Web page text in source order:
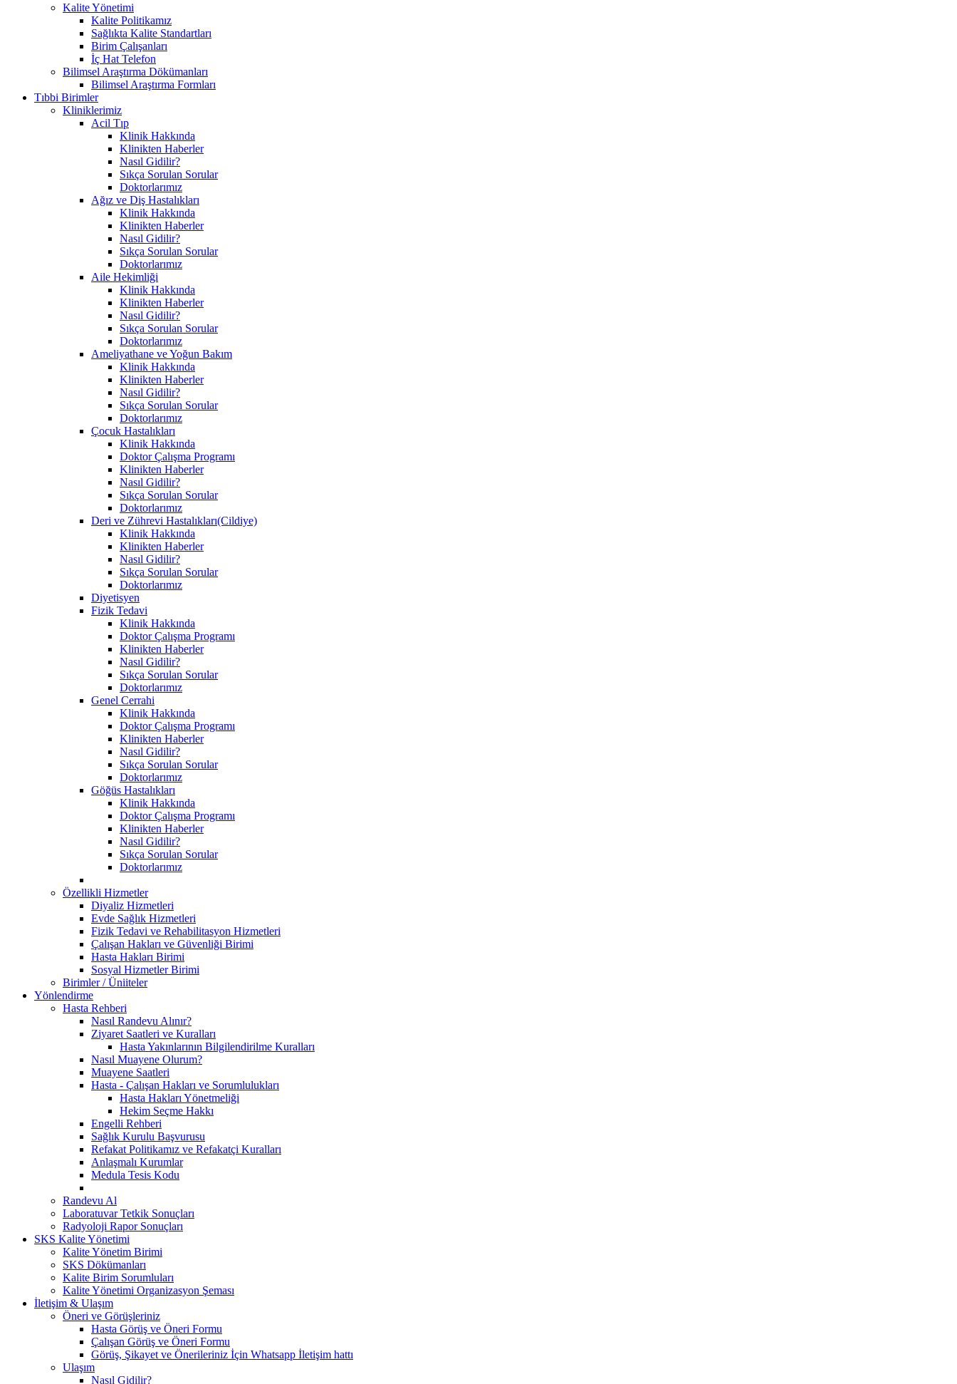
Kalite Yönetimi
Kalite Politikamız
Sağlıkta Kalite Standartları
Birim Çalışanları
İç Hat Telefon
Bilimsel Araştırma Dökümanları
Bilimsel Araştırma Formları
Tıbbi Birimler
Kliniklerimiz
Acil Tıp
Klinik Hakkında
Klinikten Haberler
Nasıl Gidilir?
Sıkça Sorulan Sorular
Doktorlarımız
Ağız ve Diş Hastalıkları
Klinik Hakkında
Klinikten Haberler
Nasıl Gidilir?
Sıkça Sorulan Sorular
Doktorlarımız
Aile Hekimliği
Klinik Hakkında
Klinikten Haberler
Nasıl Gidilir?
Sıkça Sorulan Sorular
Doktorlarımız
Ameliyathane ve Yoğun Bakım
Klinik Hakkında
Klinikten Haberler
Nasıl Gidilir?
Sıkça Sorulan Sorular
Doktorlarımız
Çocuk Hastalıkları
Klinik Hakkında
Doktor Çalışma Programı
Klinikten Haberler
Nasıl Gidilir?
Sıkça Sorulan Sorular
Doktorlarımız
Deri ve Zührevi Hastalıkları(Cildiye)
Klinik Hakkında
Klinikten Haberler
Nasıl Gidilir?
Sıkça Sorulan Sorular
Doktorlarımız
Diyetisyen
Fizik Tedavi
Klinik Hakkında
Doktor Çalışma Programı
Klinikten Haberler
Nasıl Gidilir?
Sıkça Sorulan Sorular
Doktorlarımız
Genel Cerrahi
Klinik Hakkında
Doktor Çalışma Programı
Klinikten Haberler
Nasıl Gidilir?
Sıkça Sorulan Sorular
Doktorlarımız
Göğüs Hastalıkları
Klinik Hakkında
Doktor Çalışma Programı
Klinikten Haberler
Nasıl Gidilir?
Sıkça Sorulan Sorular
Doktorlarımız
Özellikli Hizmetler
Diyaliz Hizmetleri
Evde Sağlık Hizmetleri
Fizik Tedavi ve Rehabilitasyon Hizmetleri
Çalışan Hakları ve Güvenliği Birimi
Hasta Hakları Birimi
Sosyal Hizmetler Birimi
Birimler / Üniiteler
Yönlendirme
Hasta Rehberi
Nasıl Randevu Alınır?
Ziyaret Saatleri ve Kuralları
Hasta Yakınlarının Bilgilendirilme Kuralları
Nasıl Muayene Olurum?
Muayene Saatleri
Hasta - Çalışan Hakları ve Sorumlulukları
Hasta Hakları Yönetmeliği
Hekim Seçme Hakkı
Engelli Rehberi
Sağlık Kurulu Başvurusu
Refakat Politikamız ve Refakatçi Kuralları
Anlaşmalı Kurumlar
Medula Tesis Kodu
Randevu Al
Laboratuvar Tetkik Sonuçları
Radyoloji Rapor Sonuçları
SKS Kalite Yönetimi
Kalite Yönetim Birimi
SKS Dökümanları
Kalite Birim Sorumluları
Kalite Yönetimi Organizasyon Şeması
İletişim & Ulaşım
Öneri ve Görüşleriniz
Hasta Görüş ve Öneri Formu
Çalışan Görüş ve Öneri Formu
Görüş, Şikayet ve Önerileriniz İçin Whatsapp İletişim hattı
Ulaşım
Nasıl Gidilir?